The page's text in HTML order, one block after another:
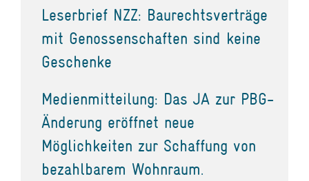
Leserbrief NZZ: Baurechtsverträge
mit Genossenschaften sind keine
Geschenke
Medienmitteilung: Das JA zur PBG-
Änderung eröffnet neue
Möglichkeiten zur Schaffung von
bezahlbarem Wohnraum.